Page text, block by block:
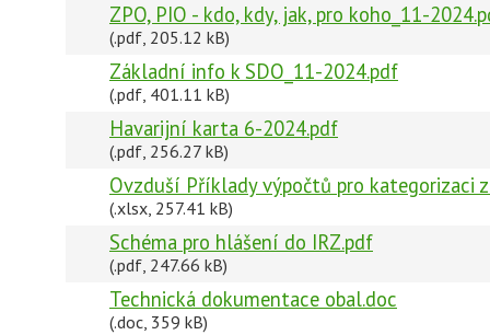
ZPO, PIO - kdo, kdy, jak, pro koho_11-
(.pdf, 205.12 kB)
Základní info k SDO_11-2024.pdf
(.pdf, 401.11 kB)
Havarijní karta 6-2024.pdf
(.pdf, 256.27 kB)
Ovzduší Příklady výpočtů pro kategorizaci
(.xlsx, 257.41 kB)
Schéma pro hlášení do IRZ.pdf
(.pdf, 247.66 kB)
Technická dokumentace obal.doc
(.doc, 359 kB)